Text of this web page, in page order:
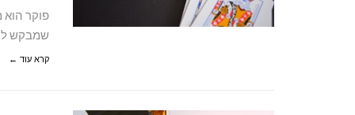
פוקר הוא
שמבקש
קרא עוד ←